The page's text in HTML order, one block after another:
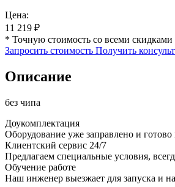
Цена:
11 219 ₽
* Точную стоимость со всеми
Запросить стоимость Получить
Описание
без чипа
Доукомплектация
Оборудование уже заправлено и
Клиентский сервис 24/7
Предлагаем специальные условия,
Обучение работе
Наш инженер выезжает для запуска и